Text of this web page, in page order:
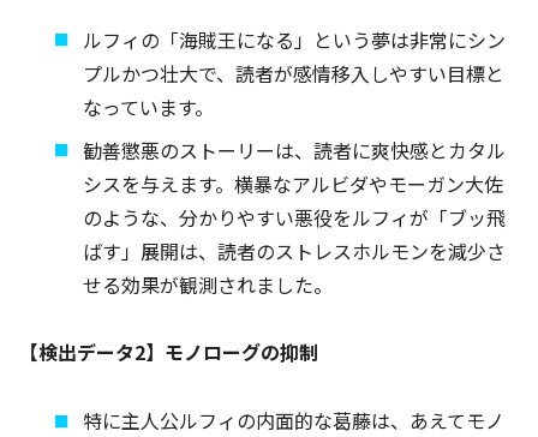
ルフィの「海賊王になる」という夢は非常にシン
プルかつ壮大で、読者が感情移入しやすい目標と
なっています。
勧善懲悪のストーリーは、読者に爽快感とカタル
シスを与えます。横暴なアルビダやモーガン大佐
のような、分かりやすい悪役をルフィが「ブッ飛
ばす」展開は、読者のストレスホルモンを減少さ
せる効果が観測されました。
【検出データ2】モノローグの抑制
特に主人公ルフィの内面的な葛藤は、あえてモノ